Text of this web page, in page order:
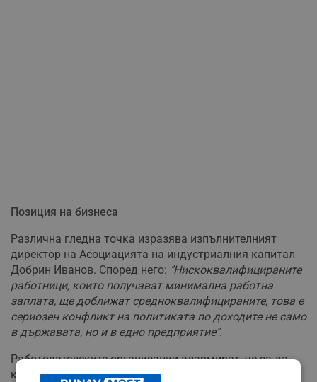
Позиция на бизнеса
Различна гледна точка изразява изпълнителният
директор на Асоциацията на индустриалния капитал
Добрин Иванов. Според него: "Нискоквалифицираните
работници, които получават минимална работна
заплата, ще доближат средноквалифицираните, това е
сериозен конфликт на политиката по доходите не само
в държавата, но и в едно предприятие".
Работодателските организации алармират, че за да
компенсират увеличението на възнагражденията,